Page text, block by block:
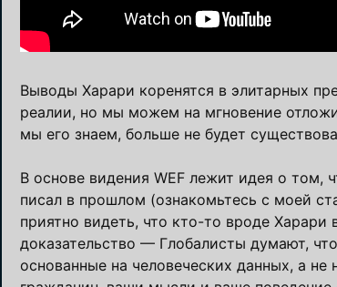
Выводы Харари коренятся в элитарных
реалии, но мы можем на мгновение
мы его знаем, больше не будет
В основе видения WEF лежит идея о том,
писал в прошлом (ознакомьтесь с моей
приятно видеть, что кто-то вроде
доказательство — Глобалисты думают,
основанные на человеческих данных, а